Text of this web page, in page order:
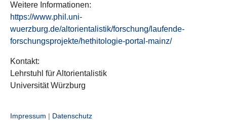
Weitere Informationen:
https://www.phil.uni-
wuerzburg.de/altorientalistik/forschung/laufende-
forschungsprojekte/hethitologie-portal-mainz/
Kontakt:
Lehrstuhl für Altorientalistik
Universität Würzburg
Impressum | Datenschutz